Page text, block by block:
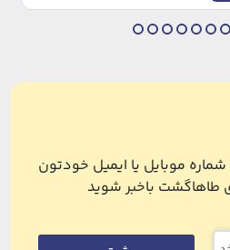
موبایل یا ایمیل خودتون
طاهاگشت باخبر شوید